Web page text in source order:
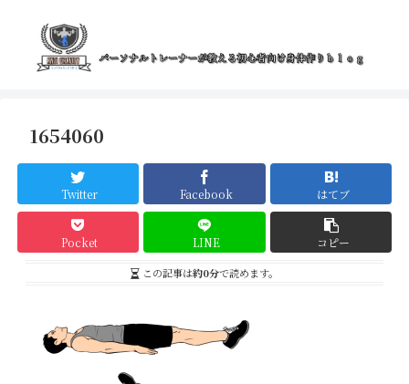
1654060
Twitter Facebook はてブ
Pocket LINE コピー
この記事は約0分で読めます。